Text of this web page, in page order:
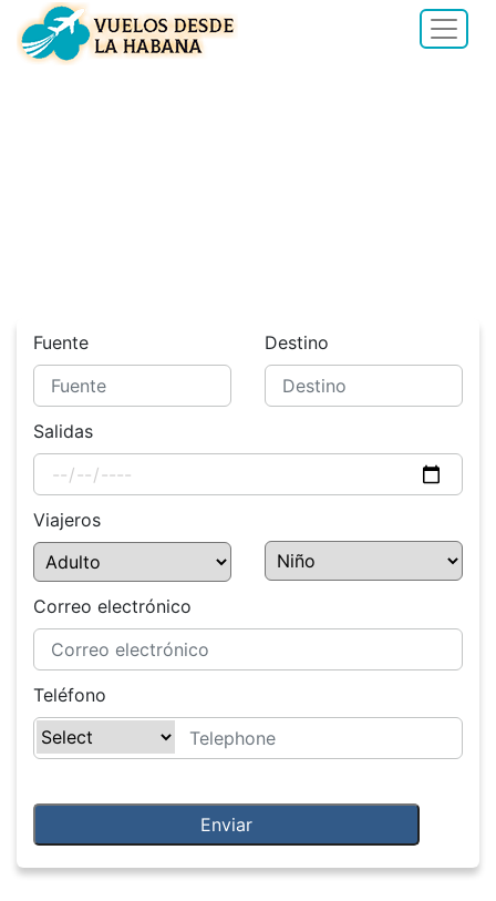
Fuente Destino
Salidas
Viajeros
Correo electrónico
Teléfono